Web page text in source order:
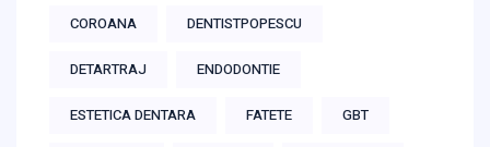
COROANA DENTISTPOPESCU
DETARTRAJ ENDODONTIE
ESTETICA DENTARA FATETE GBT